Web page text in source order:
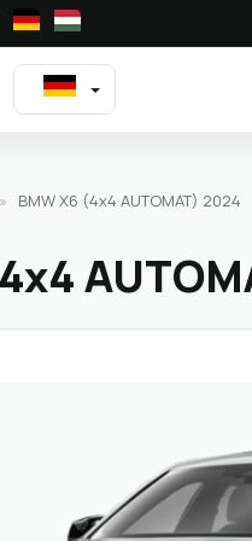
» BMW X6 (4x4 AUTOMAT) 2024